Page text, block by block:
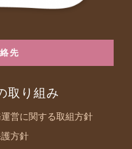
先
取り組み
営に関する取組方針
方針